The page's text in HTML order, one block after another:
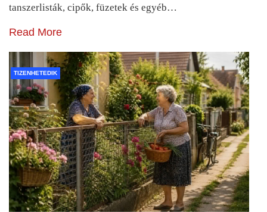
tanszerlisták, cipők, füzetek és egyéb…
Read More
TIZENHETEDIK